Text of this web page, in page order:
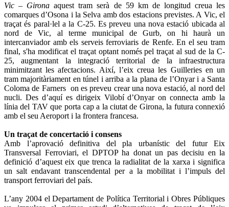
Vic – Gironaaquest tram serà de 59 km de longitud creua les
comarques d’Osona i la Selva amb dos estacions previstes. A Vic, el
traçat és paral·lel a la C-25. Es preveu una nova estació ubicada al
nord de Vic, al terme municipal de Gurb, on hi haurà un
intercanviador amb els serveis ferroviaris de Renfe. En el seu tram
final, s'ha modificat el traçat optant només pel traçat al sud de la C-
25, augmentant la integració territorial de la infraestructura
minimitzant les afectacions. Així, l’eix creua les Guilleries en un
tram majoritàriament en túnel i arriba a la plana de l’Onyar i a Santa
Coloma de Farners on es preveu crear una nova estació, al nord del
nucli. Des d’aquí es dirigeix Vilobí d’Onyar on connecta amb la
línia del TAV que porta cap a la ciutat de Girona, la futura connexió
amb el seu Aeroport i la frontera francesa.
Un traçat de concertació i consens
Amb l’aprovació definitiva del pla urbanístic del futur Eix
Transversal Ferroviari, el DPTOP ha donat un pas decisiu en la
definició d’aquest eix que trenca la radialitat de la xarxa i significa
un salt endavant transcendental per a la mobilitat i l’impuls del
transport ferroviari del país.
L’any 2004 el Departament de Política Territorial i Obres Públiques